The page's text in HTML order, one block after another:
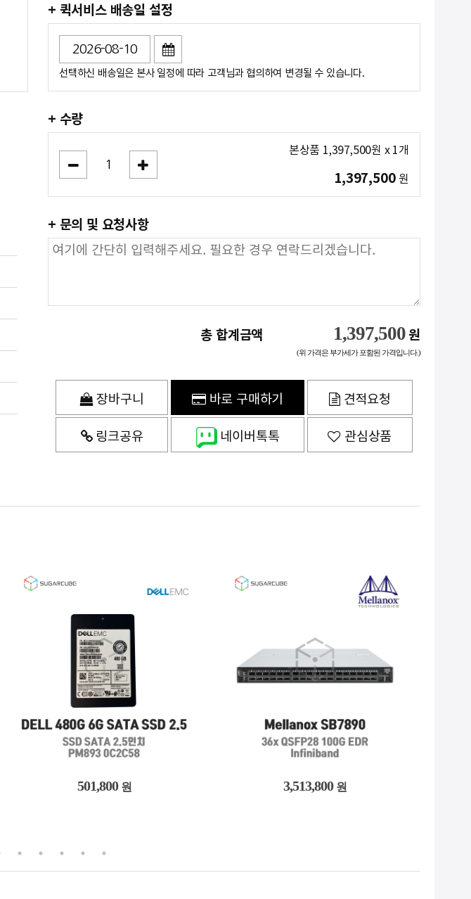
+ 퀵서비스 배송일 설정
선택하신 배송일은 본사 일정에 따라 고객님과 협의하여 변경될 수 있습니다.
+ 수량
본상품 1,397,500원 x 1 개
1,397,500 원
+ 문의 및 요청사항
총 합계금액 1,397,500 원
(위 가격은 부가세가 포함된 가격입니다.)
장바구니 바로 구매하기 견적요청
링크공유 네이버톡톡 관심상품
3,513,800원 1,317,700 원